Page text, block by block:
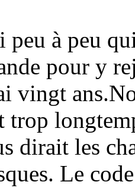
peu à peu
pour y
vingt
trop
dirait les
Le